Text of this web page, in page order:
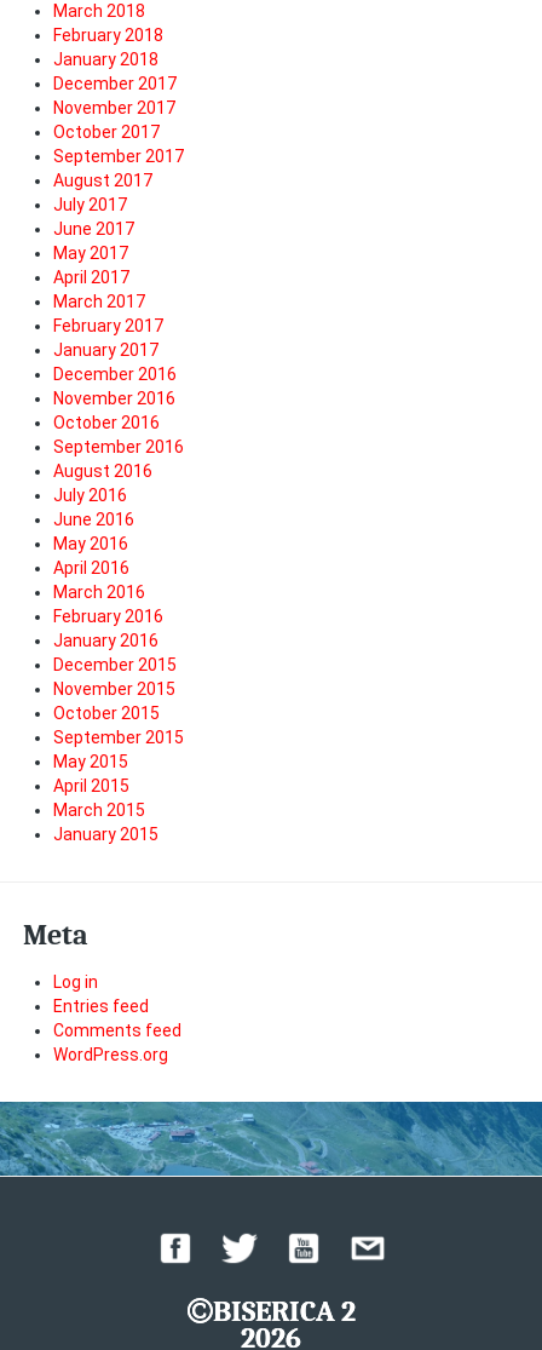
March 2018
February 2018
January 2018
December 2017
November 2017
October 2017
September 2017
August 2017
July 2017
June 2017
May 2017
April 2017
March 2017
February 2017
January 2017
December 2016
November 2016
October 2016
September 2016
August 2016
July 2016
June 2016
May 2016
April 2016
March 2016
February 2016
January 2016
December 2015
November 2015
October 2015
September 2015
May 2015
April 2015
March 2015
January 2015
Meta
Log in
Entries feed
Comments feed
WordPress.org
BISERICA 2
2026